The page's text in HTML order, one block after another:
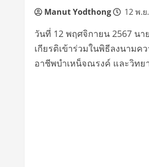
Manut Yodthong 12 พ.
วันที่ 12 พฤศจิกายน 2567 น
เกียรติเข้าร่วมในพิธีลงนามค
อาชีพบำเหน็จณรงค์ และวิท